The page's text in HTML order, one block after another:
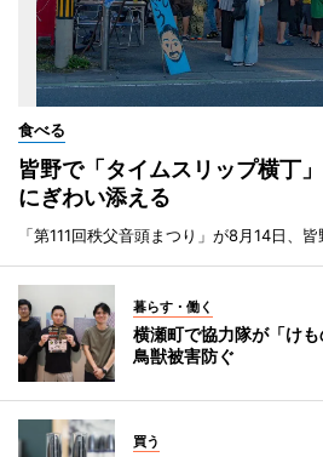
食べる
皆野で「タイムスリップ横丁
にぎわい添える
「第111回秩父音頭まつり」が8月14日、
暮らす・働く
横瀬町で協力隊が「け
鳥獣被害防ぐ
買う